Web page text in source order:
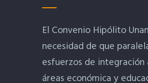
El Convenio Hipólito
necesidad de que
esfuerzos de integración
áreas económica y